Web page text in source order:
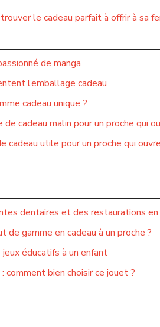
le cadeau parfait à offrir à sa
de manga
l’emballage cadeau
cadeau unique ?
de cadeau malin pour un proche qui
cadeau utile pour un proche qui
dentaires et des restaurations en
de gamme en cadeau à un proche ?
jeux éducatifs à un enfant
bien choisir ce jouet ?